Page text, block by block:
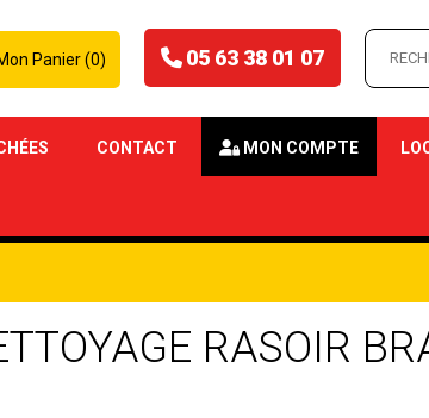
05 63 38 01 07
Panier(0)
CONTACT MON COMPTE
RASOIR